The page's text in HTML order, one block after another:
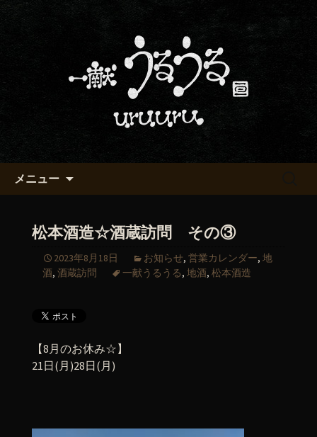
京都・五条でおいしい地酒が飲
める「一献うるうる」のブロ
京都・五条烏丸の町屋居酒屋「一献う
るうる」からのお知らせ
メニュー
松本酒造☆酒蔵訪問 その③
2023年8月18日 お知らせ, 営業カレンダー, 地
酒, 酒蔵訪問 一献うるうる, 地酒, 松本酒造
【8月のお休み☆】
21日(月)28日(月)